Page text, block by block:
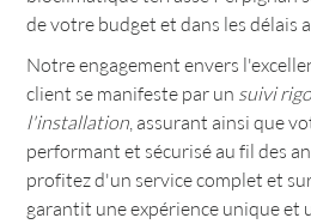
de votre budget et dans les délais
Notre engagement envers
client se manifeste par un suivi
l'installation , assurant ainsi que
performant et sécurisé au fil des
profitez d'un service complet et
garantit une expérience unique et